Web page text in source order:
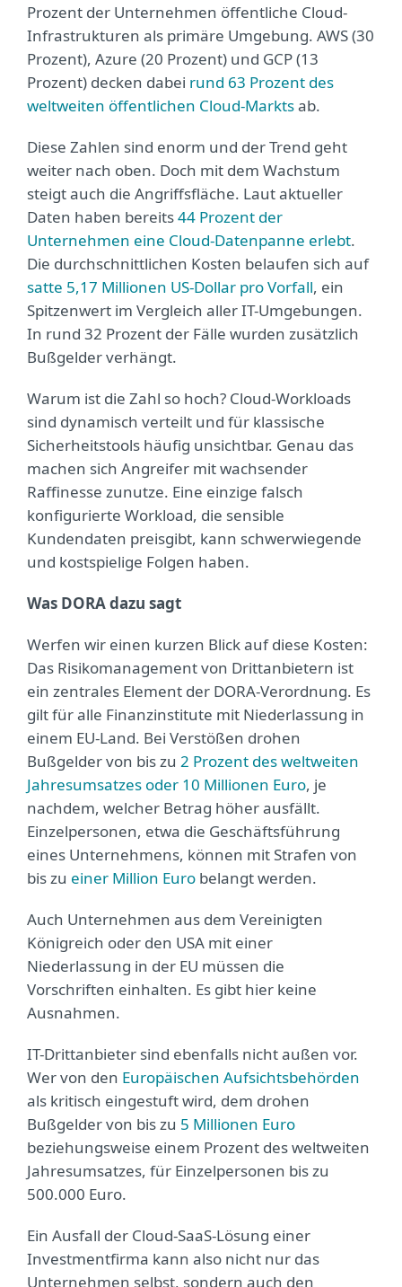
Prozent der Unternehmen öffentliche Cloud-
Infrastrukturen als primäre Umgebung. AWS (30
Prozent), Azure (20 Prozent) und GCP (13
Prozent) decken dabei rund 63 Prozent des
weltweiten öffentlichen Cloud-Marktsab.
Diese Zahlen sind enorm und der Trend geht
weiter nach oben. Doch mit dem Wachstum
steigt auch die Angriffsfläche. Laut aktueller
Daten haben bereits44 Prozent der
Unternehmen eine Cloud-Datenpanne erlebt.
Die durchschnittlichen Kosten belaufen sich auf
satte 5,17 Millionen US-Dollar pro Vorfall, ein
Spitzenwert im Vergleich aller IT-Umgebungen.
In rund 32 Prozent der Fälle wurden zusätzlich
Bußgelder verhängt.
Warum ist die Zahl so hoch? Cloud-Workloads
sind dynamisch verteilt und für klassische
Sicherheitstools häufig unsichtbar. Genau das
machen sich Angreifer mit wachsender
Raffinesse zunutze. Eine einzige falsch
konfigurierte Workload, die sensible
Kundendaten preisgibt, kann schwerwiegende
und kostspielige Folgen haben.
Was DORA dazu sagt
Werfen wir einen kurzen Blick auf diese Kosten:
Das Risikomanagement von Drittanbietern ist
ein zentrales Element der DORA-Verordnung. Es
gilt für alle Finanzinstitute mit Niederlassung in
einem EU-Land. Bei Verstößen drohen
Bußgelder von bis zu 2 Prozent des weltweiten
Jahresumsatzes oder 10 Millionen Euro, je
nachdem, welcher Betrag höher ausfällt.
Einzelpersonen, etwa die Geschäftsführung
eines Unternehmens, können mit Strafen von
bis zu einer Million Euro belangt werden.
Auch Unternehmen aus dem Vereinigten
Königreich oder den USA mit einer
Niederlassung in der EU müssen die
Vorschriften einhalten. Es gibt hier keine
Ausnahmen.
IT-Drittanbieter sind ebenfalls nicht außen vor.
Wer von den Europäischen Aufsichtsbehörden
als kritisch eingestuft wird, dem drohen
Bußgelder von bis zu 5 Millionen Euro
beziehungsweise einem Prozent des weltweiten
Jahresumsatzes, für Einzelpersonen bis zu
500.000 Euro.
Ein Ausfall der Cloud-SaaS-Lösung einer
Investmentfirma kann also nicht nur das
Unternehmen selbst, sondern auch den